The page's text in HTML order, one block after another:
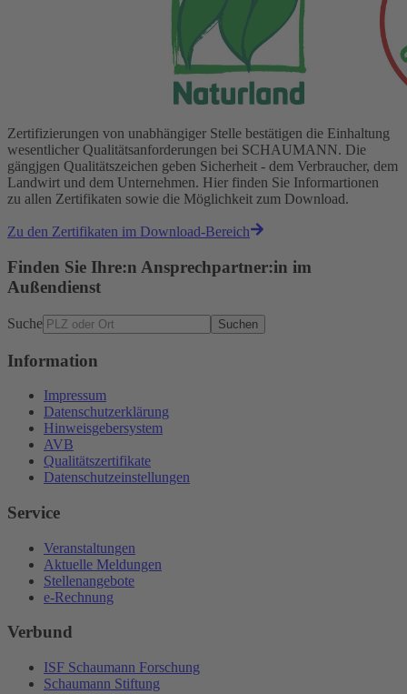
Zertifizierungen von unabhängiger Stelle bestätigen die Einhaltung
wesentlicher Qualitätsanforderungen bei SCHAUMANN. Die
gängjgen Qualitätszeichen geben Sicherheit - dem Verbraucher, dem
Landwirt und dem Unternehmen. Hier finden Sie Informartionen
zu allen Zertifikaten sowie die Möglichkeit zum Download.
Zu den Zertifikaten im Download-Bereich
Finden Sie Ihre:n Ansprechpartner:in im
Außendienst
Suche Suchen
Information
Impressum
Datenschutzerklärung
Hinweisgebersystem
AVB
Qualitätszertifikate
Datenschutzeinstellungen
Service
Veranstaltungen
Aktuelle Meldungen
Stellenangebote
e-Rechnung
Verbund
ISF Schaumann Forschung
Schaumann Stiftung